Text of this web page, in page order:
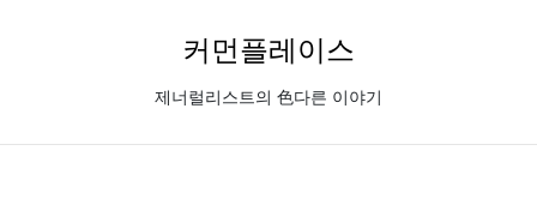
커먼플레이스
제너럴리스트의 色다른 이야기